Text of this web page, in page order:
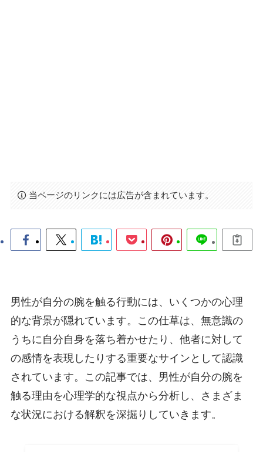
当ページのリンクには広告が含まれています。
男性が自分の腕を触る行動には、いくつかの心理
的な背景が隠れています。この仕草は、無意識の
うちに自分自身を落ち着かせたり、他者に対して
の感情を表現したりする重要なサインとして認識
されています。この記事では、男性が自分の腕を
触る理由を心理学的な視点から分析し、さまざま
な状況における解釈を深掘りしていきます。